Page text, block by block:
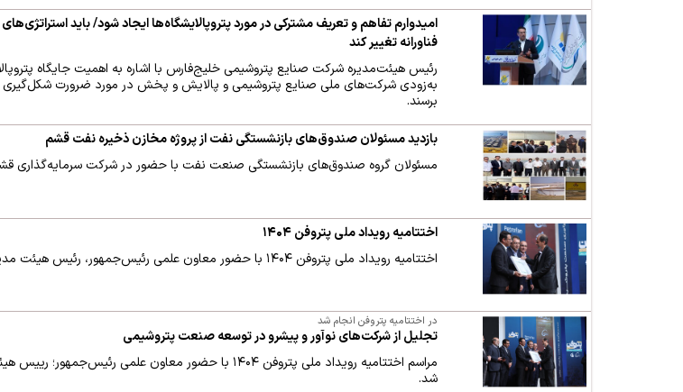
امیدوارم تفاهم و تعریف مشترکی در مورد پتروپالایشگاه‌ها ایجاد شود/ باید
فناورانه تغییر کند
رئیس هیئت‌مدیره شرکت صنایع پتروشیمی خلیج‌فارس با اشاره به اهمیت جایگاه
به‌زودی شرکت‌های ملی صنایع پتروشیمی و پالایش و پخش در مورد ضرورت شکل‌گیری
برسند.
بازدید مسئولان صندوق‌های بازنشستگی نفت از پروژه مخازن ذخیره نفت قشم
مسئولان گروه صندوق‌های بازنشستگی صنعت نفت با حضور در شرکت سرمایه‌گذاری قشم
اختتامیه رویداد ملی پتروفن ۱۴۰۴
اختتامیه رویداد ملی پتروفن ۱۴۰۴ با حضور معاون علمی رئیس‌جمهور، رئیس هیئت مدیره و مدیرعامل هلدینگ خلیج فارس برگزار شد.
در اختتامیه پتروفن انجام شد
تجلیل از شرکت‌های نوآور و پیشرو در توسعه صنعت پتروشیمی
مراسم اختتامیه رویداد ملی پتروفن ۱۴۰۴ با حضور معاون
شد.